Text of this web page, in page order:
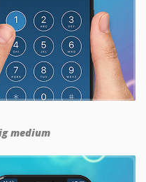
medium